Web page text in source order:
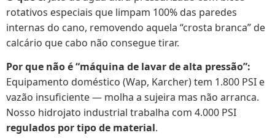
rotativos especiais que limpam 100% das paredes
internas do cano, removendo aquela “crosta branca” de
calcário que cabo não consegue tirar.
Por que não é “máquina de lavar de alta pressão”:
Equipamento doméstico (Wap, Karcher) tem 1.800 PSI e
vazão insuficiente — molha a sujeira mas não arranca.
Nosso hidrojato industrial trabalha com 4.000 PSI
regulados por tipo de material.